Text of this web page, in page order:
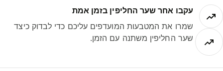
עקבו אחר שער החליפין בזמן אמת
שמרו את המטבעות המועדפים עליכם כדי לבדוק כיצד
שער החליפין משתנה עם הזמן.